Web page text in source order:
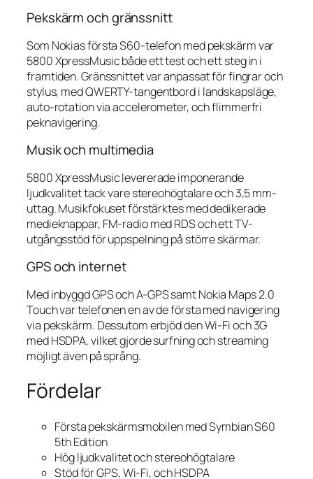
Pekskärm och gränssnitt
Som Nokias första S60-telefon med pekskärm var
5800 XpressMusic både ett test och ett steg in i
framtiden. Gränssnittet var anpassat för fingrar och
stylus, med QWERTY-tangentbord i landskapsläge,
auto-rotation via accelerometer, och flimmerfri
peknavigering.
Musik och multimedia
5800 XpressMusic levererade imponerande
ljudkvalitet tack vare stereohögtalare och 3,5 mm-
uttag. Musikfokuset förstärktes med dedikerade
medieknappar, FM-radio med RDS och ett TV-
utgångsstöd för uppspelning på större skärmar.
GPS och internet
Med inbyggd GPS och A-GPS samt Nokia Maps 2.0
Touch var telefonen en av de första med navigering
via pekskärm. Dessutom erbjöd den Wi-Fi och 3G
med HSDPA, vilket gjorde surfning och streaming
möjligt även på språng.
Fördelar
Första pekskärmsmobilen med Symbian S60
5th Edition
Hög ljudkvalitet och stereohögtalare
Stöd för GPS, Wi-Fi, och HSDPA